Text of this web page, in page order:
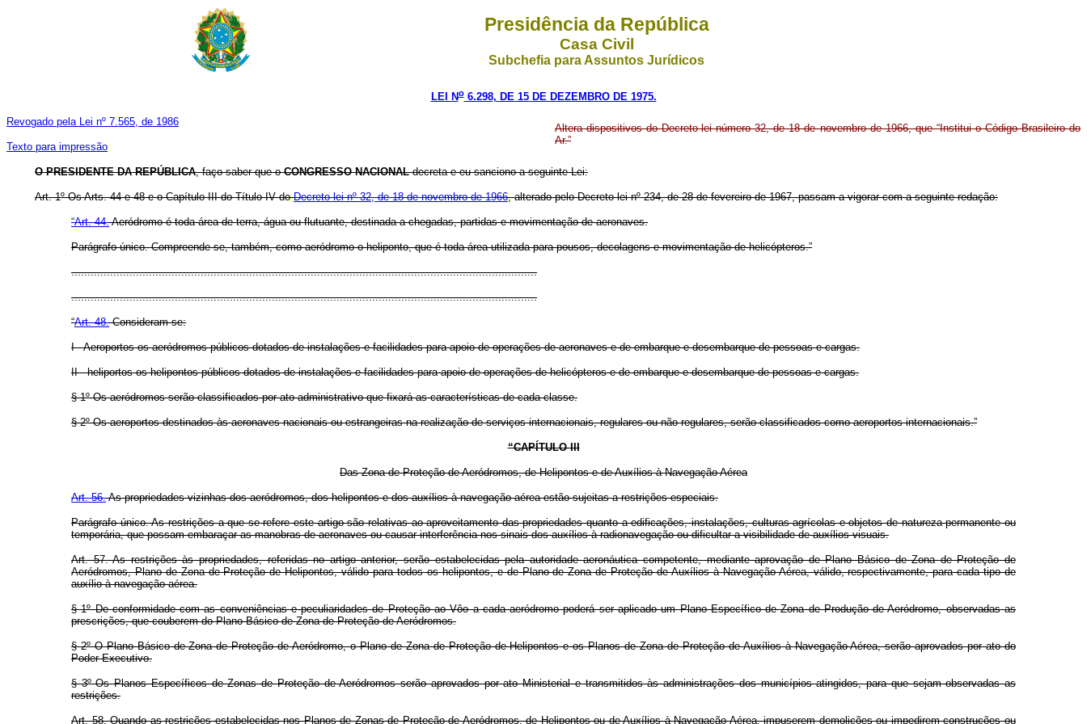
Presidência da República
Casa Civil
Subchefia para Assuntos Jurídicos
LEI No6.298, DE 15 DE DEZEMBRO DE 1975.
Revogado pela Lei nº 7.565, de 1986
Texto para impressão
Altera dispositivos do Decreto-lei número 32, de 18 de novembro de 1966, que “Institui o Código Brasileiro do
Ar.”
O PRESIDENTE DA REPÚBLICA, faço saber que oCONGRESSO NACIONALdecreta e eu sanciono a seguinte Lei:
Art. 1º Os Arts. 44 e 48 e o Capítulo III do Título IV doDecreto-lei nº 32, de 18 de novembro de 1966, alterado pelo Decreto-lei nº 234, de 28 de fevereiro de 1967, passam a vigorar com a seguinte redação:
“Art. 44.Aeródromo é toda área de terra, água ou flutuante, destinada a chegadas, partidas e movimentação de aeronaves.
Parágrafo único. Compreende-se, também, como aeródromo o heliponto, que é toda área utilizada para pousos, decolagens e movimentação de helicópteros.”
................................................................................................................................................
................................................................................................................................................
“Art. 48.Consideram-se:
I - Aeroportos os aeródromos públicos dotados de instalações e facilidades para apoio de operações de aeronaves e de embarque e desembarque de pessoas e cargas.
II - heliportos os helipontos públicos dotados de instalações e facilidades para apoio de operações de helicópteros e de embarque e desembarque de pessoas e cargas.
§ 1º Os aeródromos serão classificados por ato administrativo que fixará as características de cada classe.
§ 2º Os aeroportos destinados às aeronaves nacionais ou estrangeiras na realização de serviços internacionais, regulares ou não regulares, serão classificados como aeroportos internacionais.”
“CAPÍTULO III
Das Zona de Proteção de Aeródromos, de Helipontos e de Auxílios à Navegação Aérea
Art. 56.As propriedades vizinhas dos aeródromos, dos helipontos e dos auxílios à navegação aérea estão sujeitas a restrições especiais.
Parágrafo único. As restrições a que se refere este artigo são relativas ao aproveitamento das propriedades quanto a edificações, instalações, culturas agrícolas e objetos de natureza permanente ou
temporária, que possam embaraçar as manobras de aeronaves ou causar interferência nos sinais dos auxílios à radionavegação ou dificultar a visibilidade de auxílios visuais.
Art. 57. As restrições às propriedades, referidas no artigo anterior, serão estabelecidas pela autoridade aeronáutica competente, mediante aprovação de Plano Básico de Zona de Proteção de
Aeródromos, Plano de Zona de Proteção de Helipontos, válido para todos os helipontos, e de Plano de Zona de Proteção de Auxílios à Navegação Aérea, válido, respectivamente, para cada tipo de
auxílio à navegação aérea.
§ 1º De conformidade com as conveniências e peculiaridades de Proteção ao Vôo a cada aeródromo poderá ser aplicado um Plano Específico de Zona de Produção de Aeródromo, observadas as
prescrições, que couberem do Plano Básico de Zona de Proteção de Aeródromos.
§ 2º O Plano Básico de Zona de Proteção de Aeródromo, o Plano de Zona de Proteção de Helipontos e os Planos de Zona de Proteção de Auxílios à Navegação Aérea, serão aprovados por ato do
Poder Executivo.
§ 3º Os Planos Específicos de Zonas de Proteção de Aeródromos serão aprovados por ato Ministerial e transmitidos às administrações dos municípios atingidos, para que sejam observadas as
restrições.
Art. 58. Quando as restrições estabelecidas nos Planos de Zonas de Proteção de Aeródromos, de Helipontos ou de Auxílios à Navegação Aérea, impuserem demolições ou impedirem construções ou